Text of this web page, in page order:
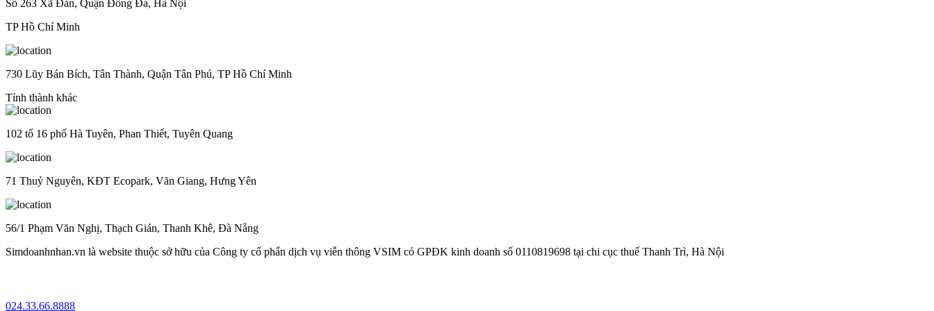
Số 263 Xã Đàn, Quận Đống Đa, Hà Nội
TP Hồ Chí Minh
730 Lũy Bán Bích, Tân Thành, Quận Tân Phú, TP Hồ Chí Minh
Tỉnh thành khác
102 tổ 16 phố Hà Tuyên, Phan Thiết, Tuyên Quang
71 Thuỷ Nguyên, KĐT Ecopark, Văn Giang, Hưng Yên
56/1 Phạm Văn Nghị, Thạch Gián, Thanh Khê, Đà Nẵng
Simdoanhnhan.vn là website thuộc sở hữu của Công ty cổ phẩn dịch vụ viễn thông VSIM có GPĐK kinh doanh số 0110819698 tại chi cục thuế Thanh Trì, Hà Nội
024.33.66.8888